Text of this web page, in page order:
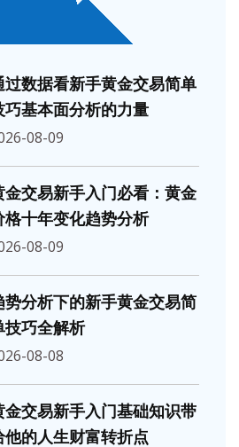
过数据看新手黄金交易简单
巧基本面分析的力量
08-09
金交易新手入门必看：黄金
格十年变化趋势分析
08-09
势分析下的新手黄金交易简
技巧全解析
08-08
金交易新手入门基础知识带
他的人生财富转折点